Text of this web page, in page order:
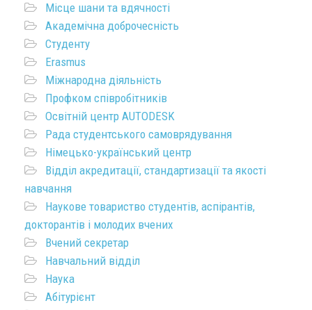
Місце шани та вдячності
Академічна доброчесність
Студенту
Erasmus
Міжнародна діяльність
Профком співробітників
Освітній центр AUTODESK
Рада студентського самоврядування
Німецько-український центр
Відділ акредитації, стандартизації та якості
навчання
Наукове товариство студентів, аспірантів,
докторантів і молодих вчених
Вчений секретар
Навчальний відділ
Наука
Абітурієнт